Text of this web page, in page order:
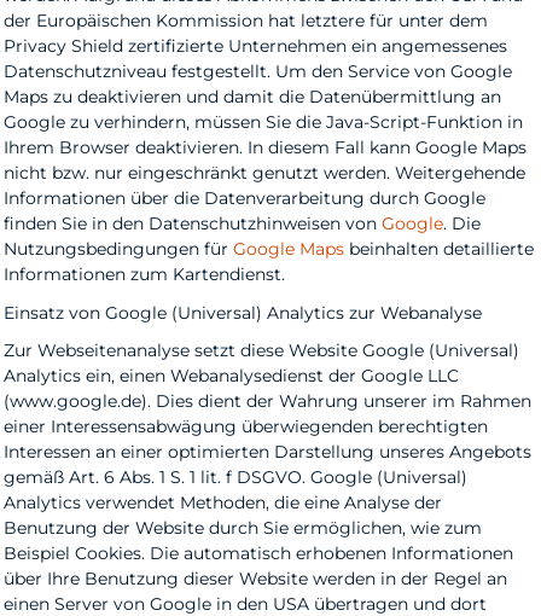
der Europäischen Kommission hat letztere für unter dem
Privacy Shield zertifizierte Unternehmen ein angemessenes
Datenschutzniveau festgestellt. Um den Service von Google
Maps zu deaktivieren und damit die Datenübermittlung an
Google zu verhindern, müssen Sie die Java-Script-Funktion in
Ihrem Browser deaktivieren. In diesem Fall kann Google Maps
nicht bzw. nur eingeschränkt genutzt werden. Weitergehende
Informationen über die Datenverarbeitung durch Google
finden Sie in den Datenschutzhinweisen von Google. Die
Nutzungsbedingungen für Google Maps beinhalten detaillierte
Informationen zum Kartendienst.
Einsatz von Google (Universal) Analytics zur Webanalyse
Zur Webseitenanalyse setzt diese Website Google (Universal)
Analytics ein, einen Webanalysedienst der Google LLC
(www.google.de). Dies dient der Wahrung unserer im Rahmen
einer Interessensabwägung überwiegenden berechtigten
Interessen an einer optimierten Darstellung unseres Angebots
gemäß Art. 6 Abs. 1 S. 1 lit. f DSGVO. Google (Universal)
Analytics verwendet Methoden, die eine Analyse der
Benutzung der Website durch Sie ermöglichen, wie zum
Beispiel Cookies. Die automatisch erhobenen Informationen
über Ihre Benutzung dieser Website werden in der Regel an
einen Server von Google in den USA übertragen und dort